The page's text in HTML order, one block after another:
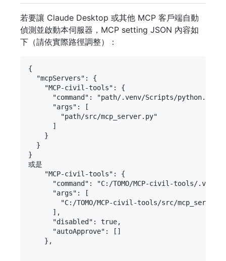
若要讓 Claude Desktop 或其他 MCP 客戶端自動
偵測並啟動本伺服器，MCP setting JSON 內容如
下（請依實際路徑調整）：
{
  "mcpServers": {
    "MCP-civil-tools": {
      "command": "path/.venv/Scripts/python.exe",
      "args": [
        "path/src/mcp_server.py"
      ]
    }
  }
}
或是
    "MCP-civil-tools": {
"command": "C:/TOMO/MCP-civil-tools/.venv/
      "args": [
"C:/TOMO/MCP-civil-tools/src/
      ],
      "disabled": true,
      "autoApprove": []
    },